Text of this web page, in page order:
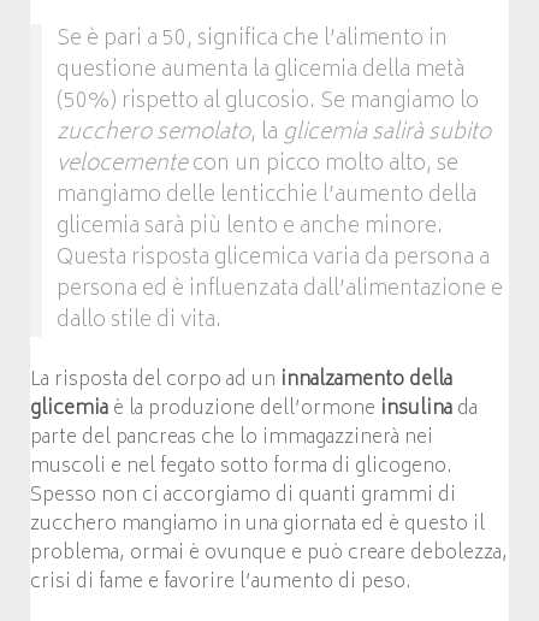
Se è pari a 50, significa che l’alimento in
questione aumenta la glicemia della metà
(50%) rispetto al glucosio. Se mangiamo lo
zucchero semolato, laglicemia salirà subito
velocementecon un picco molto alto, se
mangiamo delle lenticchie l’aumento della
glicemia sarà più lento e anche minore.
Questa risposta glicemica varia da persona a
persona ed è influenzata dall’alimentazione e
dallo stile di vita.
La risposta del corpo ad un innalzamento della
glicemiaè la produzione dell’ormone insulinada
parte del pancreas che lo immagazzinerà nei
muscoli e nel fegato sotto forma di glicogeno.
Spesso non ci accorgiamo di quanti grammi di
zucchero mangiamo in una giornata ed è questo il
problema, ormai è ovunque e può creare debolezza,
crisi di fame e favorire l’aumento di peso.